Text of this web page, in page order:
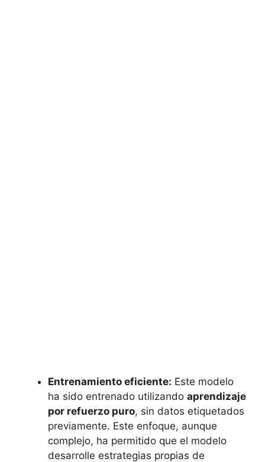
Entrenamiento eficiente: Este modelo
ha sido entrenado utilizando aprendizaje
por refuerzo puro, sin datos etiquetados
previamente. Este enfoque, aunque
complejo, ha permitido que el modelo
desarrolle estrategias propias de